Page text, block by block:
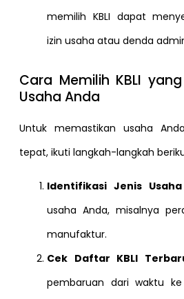
memilih KBLI dapat
izin usaha atau denda
Cara Memilih KBLI
Usaha Anda
Untuk memastikan usaha
tepat, ikuti langkah-langkah
Identifikasi Jenis Usaha
usaha Anda, misalnya
manufaktur.
Cek Daftar KBLI
pembaruan dari waktu